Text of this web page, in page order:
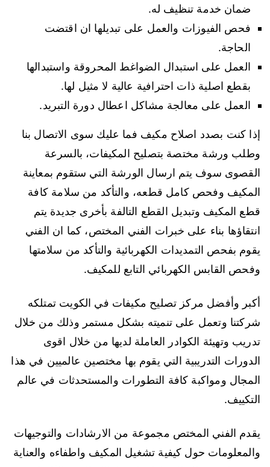
ضمان خدمة تنظيف له.
فحص الفيوزات والعمل على تبديلها ان اقتضت
الحاجة.
العمل على استبدال الضواغط المحروقة واستبدالها
بقطع اصلية ذات احترافية عالية لا مثيل لها.
العمل على معالجة مشاكل اعطال دورة التبريد.
إذا كنت بصدد اصلاح مكيف فما عليك سوى الاتصال بنا
وطلب ورشة مختصة بتصليح المكيفات، بالسرعة
القصوى سوف يتم ارسال الورشة التي ستقوم بمعاينة
المكيف وفحص كامل قطعه، والتأكد من سلامة كافة
قطع المكيف وتبديل القطع التالفة بأخرى جديدة يتم
انتقاؤها بناء على خبرات الفني المختص، كما ان الفني
يقوم بفحص التمديدات الكهربائية والتأكد من سلامتها
وفحص القابس الكهربائي التابع للمكيف.
أكبر وأفضل مركز تصليح مكيفات في الكويت تمتلكه
شركتنا وتعمل على تنميته بشكل مستمر وذلك من خلال
تدريب وتهيئة الكوادر العاملة لديها من خلال اقوى
الدورات التدريبية التي يقوم بها مختصين عالميين في هذا
المجال ومواكبة كافة التطورات والمستحدثات في عالم
التكييف.
يقدم الفني المختص مجموعة من الارشادات والتوجيهات
والمعلومات حول كيفية تشغيل المكيف واطفاءه والعناية